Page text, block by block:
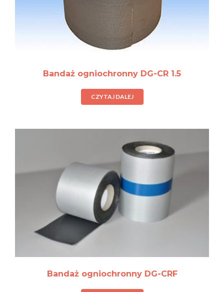
Bandaż ogniochronny DG-CR 1.5
CZYTAJ DALEJ
Bandaż ogniochronny DG-CRF